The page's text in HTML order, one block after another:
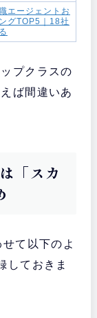
エージェントお
グTOP5｜18社
プクラスの
ば間違いあ
「スカ
て以下のよ
しておきま